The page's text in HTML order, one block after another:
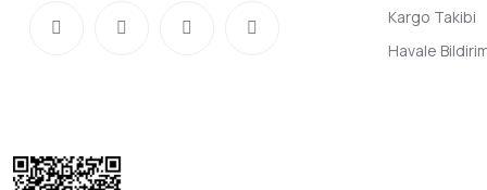
Kargo Takibi
Havale